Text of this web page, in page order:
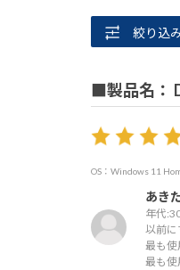
絞り込
■製品名：
OS：Windows 11
あき
年代:
以前に
最も使
最も使